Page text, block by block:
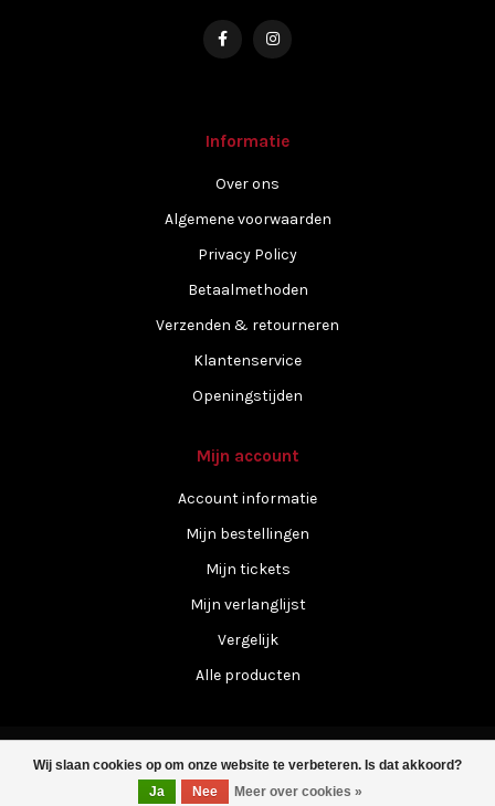
Wij slaan cookies op om onze website te verbeteren. Is dat akkoord?
Ja
Nee Meer over cookies »
Informatie
Over ons
Algemene voorwaarden
Privacy Policy
Betaalmethoden
Verzenden & retourneren
Klantenservice
Openingstijden
Mijn account
Account informatie
Mijn bestellingen
Mijn tickets
Mijn verlanglijst
Vergelijk
Alle producten